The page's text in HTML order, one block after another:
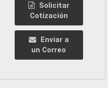
Solicitar
Cotización
Enviar a
un Correo